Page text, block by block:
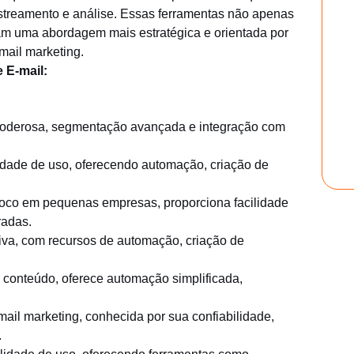
e análise. Essas ferramentas não apenas
uma abordagem mais estratégica e orientada por
marketing.
E-mail:
segmentação avançada e integração com
de uso, oferecendo automação, criação de
em pequenas empresas, proporciona facilidade
com recursos de automação, criação de
oferece automação simplificada,
marketing, conhecida por sua confiabilidade,